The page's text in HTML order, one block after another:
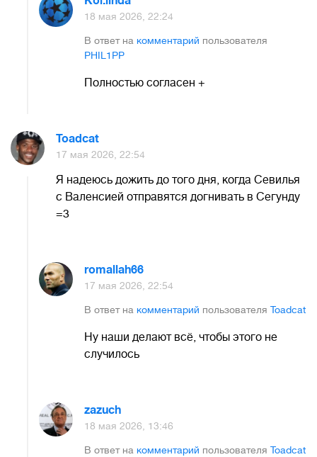
18 мая 2026, 22:24
В ответ на комментарий пользователя
PHIL1PP
Полностью согласен +
Toadcat
17 мая 2026, 22:54
Я надеюсь дожить до того дня, когда Севилья
с Валенсией отправятся догнивать в Сегунду
=3
romallah66
17 мая 2026, 22:54
В ответ на комментарий пользователя Toadcat
Ну наши делают всё, чтобы этого не
случилось
zazuch
18 мая 2026, 13:46
В ответ на комментарий пользователя Toadcat